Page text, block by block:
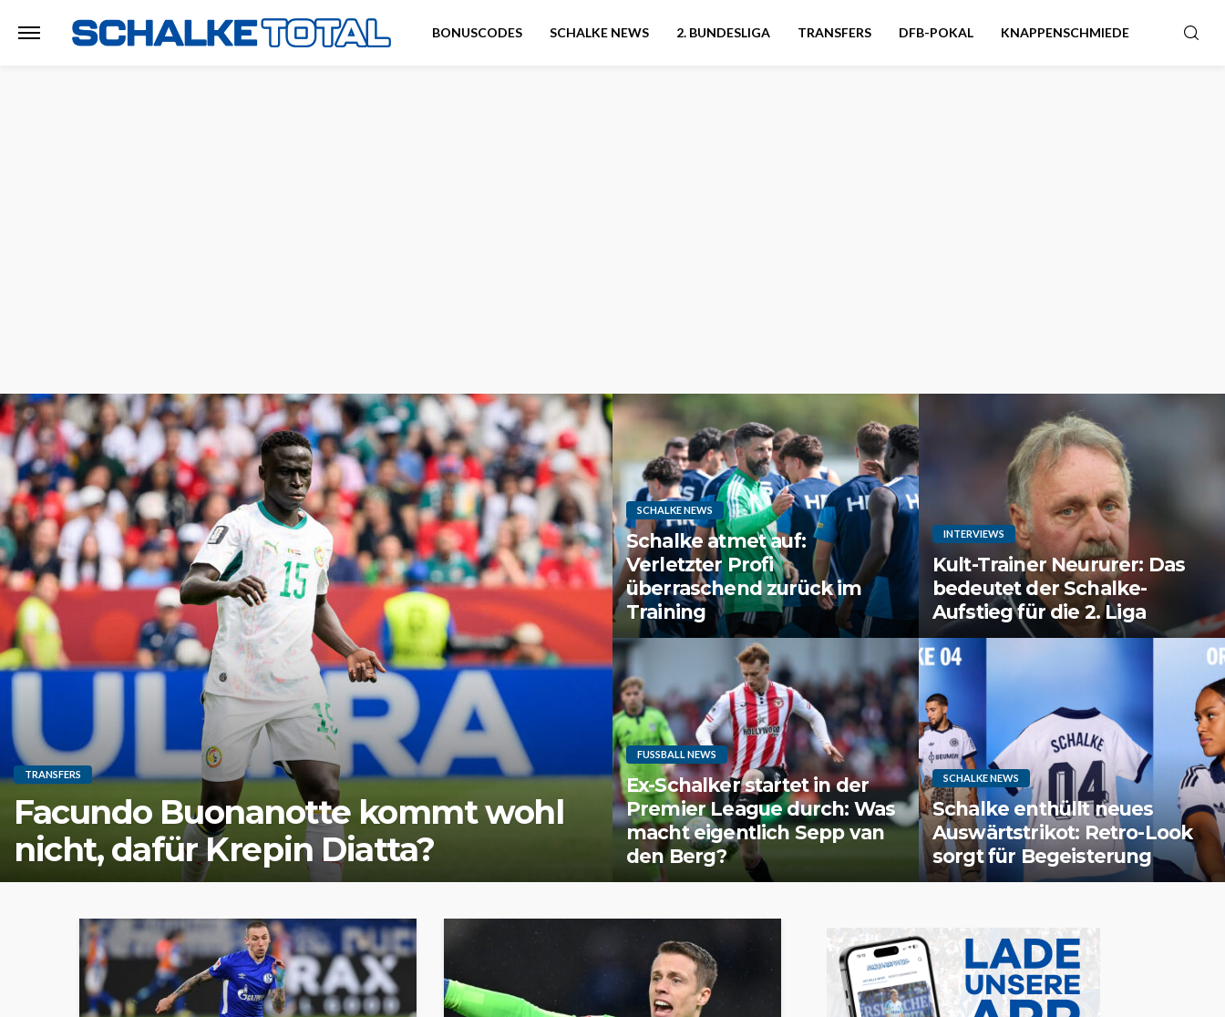
BONUSCODES SCHALKE NEWS 2. BUNDESLIGA TRANSFERS DFB-POKAL KNAPPENSCHMIEDE
TRANSFERS
Facundo Buonanotte kommt wohl
nicht, dafür Krepin Diatta?
SCHALKE NEWS
Schalke atmet auf:
Verletzter Profi
überraschend zurück im
Training
INTERVIEWS
Kult-Trainer Neururer: Das
bedeutet der Schalke-
Aufstieg für die 2. Liga
FUSSBALL NEWS
Ex-Schalker startet in der
Premier League durch: Was
macht eigentlich Sepp van
den Berg?
SCHALKE NEWS
Schalke enthüllt neues
Auswärtstrikot: Retro-Look
sorgt für Begeisterung